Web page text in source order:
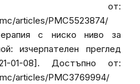
от:
articles/PMC5523874/
с ниско ниво за
изчерпателен преглед
01-08]. Достъпно от:
articles/PMC3769994/